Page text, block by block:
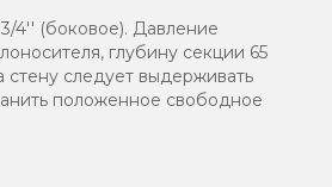
4'' (боковое). Давление
глубину секции 65
следует выдерживать
положенное свободное